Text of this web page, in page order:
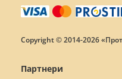
Copyright © 2014-2026
Партнери